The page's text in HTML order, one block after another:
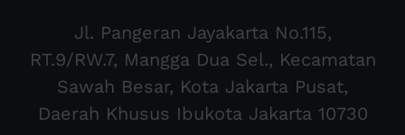
Jl. Pangeran Jayakarta No.115,
RT.9/RW.7, Mangga Dua Sel., Kecamatan
Sawah Besar, Kota Jakarta Pusat,
Daerah Khusus Ibukota Jakarta 10730